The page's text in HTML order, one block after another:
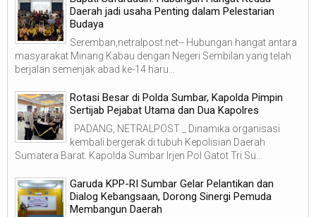
Daerah jadi usaha Penting dalam Pelestarian
Budaya
Seremban,netralpost.net-- Hubungan hangat antara
masyarakat Minang Kabau dengan Negeri Sembilan yang telah
berjalan semenjak abad ke-14 haru...
Rotasi Besar di Polda Sumbar, Kapolda Pimpin
Sertijab Pejabat Utama dan Dua Kapolres
PADANG, NETRALPOST _ Dinamika organisasi
kembali bergerak di tubuh Kepolisian Daerah
Sumatera Barat. Kapolda Sumbar Irjen Pol Gatot Tri Su...
Garuda KPP-RI Sumbar Gelar Pelantikan dan
Dialog Kebangsaan, Dorong Sinergi Pemuda
Membangun Daerah